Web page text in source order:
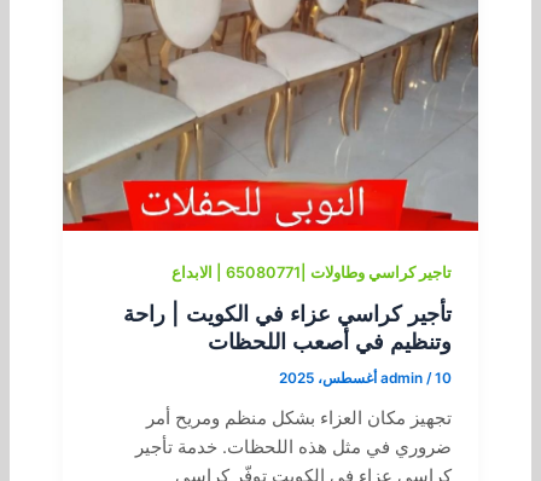
تاجير كراسي وطاولات |65080771 | الابداع
تأجير كراسي عزاء في الكويت | راحة
وتنظيم في أصعب اللحظات
admin /10 أغسطس، 2025
تجهيز مكان العزاء بشكل منظم ومريح أمر
ضروري في مثل هذه اللحظات. خدمة تأجير
كراسي عزاء في الكويت توفّر كراسي